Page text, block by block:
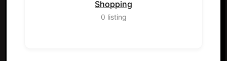
Shopping
0 listing